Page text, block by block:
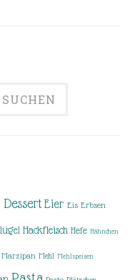
Dessert Eier Eis Erbsen
Hackfleisch Hefe Hähnchen
Marzipan Mehl Mehlspeisen